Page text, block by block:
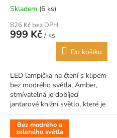
stmívatelná
Skladem (6 ks)
826 Kč bez DPH
999 Kč / ks
Do košíku
LED lampička na čtení s klipem
bez modrého světla, Amber,
stmívatelná je dobíjecí
jantarové knižní světlo, které je
100% bez modrého světla. Je
navržena tak, aby se
perfektně...
Bez modrého a
zeleného světla